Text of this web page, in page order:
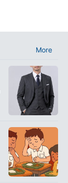
More